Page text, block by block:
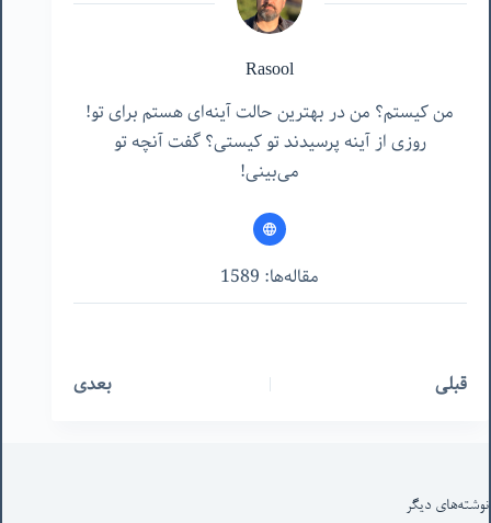
Rasool
من کیستم؟ من در بهترین حالت آینه‌ای هستم برای تو!
روزی از آینه پرسیدند تو کیستی؟ گفت آنچه تو
می‌بینی!
مقاله‌ها: 1589
قبلی بعدی
نوشته‌های‌ دیگر